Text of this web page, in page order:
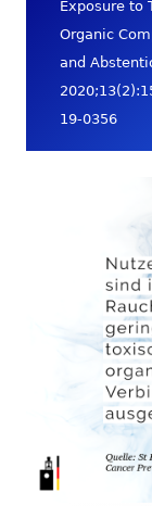
Exposure to
Organic
and
19-0356